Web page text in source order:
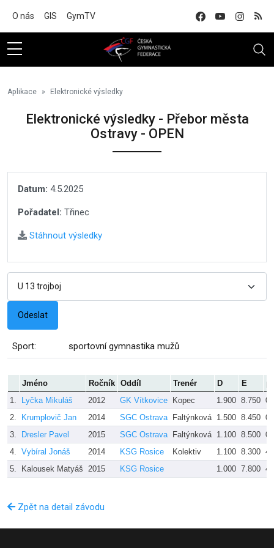
O nás GIS GymTV
Aplikace Elektronické výsledky
Elektronické výsledky - Přebor města
Ostravy - OPEN
Datum: 4.5.2025
Pořadatel: Třinec
Stáhnout výsledky
Sport: sportovní gymnastika mužů
Jméno Ročník Oddíl Trenér D E
1.
Lyčka Mikuláš 2012 GK Vítkovice Kopec 1.900 8.750
2.
Krumplovič Jan 2014 SGC Ostrava Faltýnková 1.500 8.450
3.
Dresler Pavel 2015 SGC Ostrava Faltýnková 1.100 8.500
4. Vybíral Jonáš 2014 KSG Rosice Kolektiv 1.100 8.300
5.
Kalousek Matyáš 2015 KSG Rosice 1.000 7.800
Zpět na detail závodu